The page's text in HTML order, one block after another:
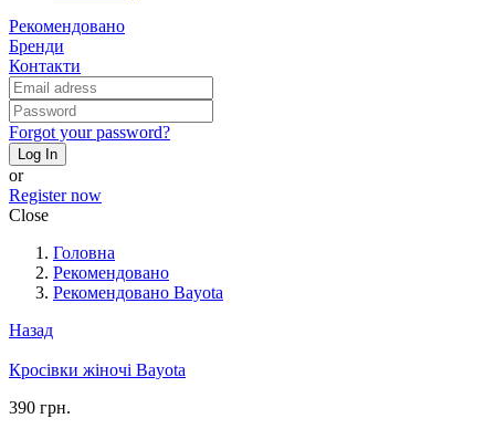
Рекомендовано
Бренди
Контакти
Forgot your password?
Log In
or
Register now
Close
Головна
Рекомендовано
Рекомендовано Bayota
Назад
Кросівки жіночі Bayota
390 грн.